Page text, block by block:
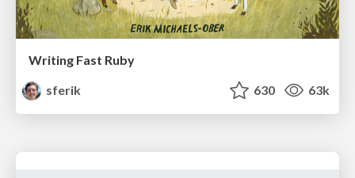
Writing Fast Ruby
sferik
630 63k